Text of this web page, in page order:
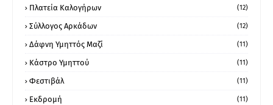
Πλατεία Καλογήρων (12)
Σύλλογος Αρκάδων (12)
Δάφνη Υμηττός Μαζί (11)
Κάστρο Υμηττού (11)
Φεστιβάλ (11)
Εκδρομή (11)